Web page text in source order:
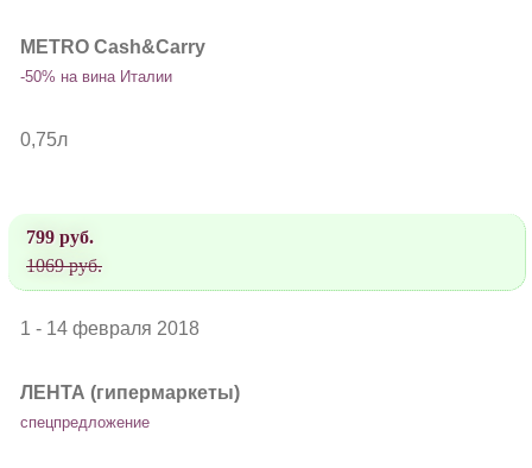
METRO Cash&Carry
-50% на вина Италии
0,75л
799 руб.
1069 руб.
1 - 14 февраля 2018
ЛЕНТА (гипермаркеты)
спецпредложение